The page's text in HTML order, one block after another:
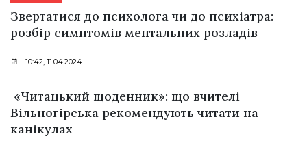
Звертатися до психолога чи до психіатра:
розбір симптомів ментальних розладів
10:42, 11.04.2024
«Читацький щоденник»: що вчителі
Вільногірська рекомендують читати на
канікулах